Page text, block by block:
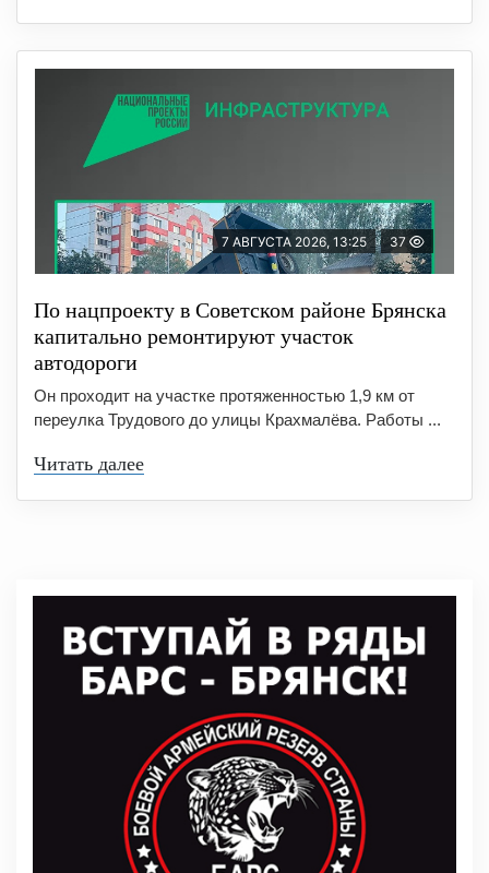
7 АВГУСТА 2026, 13:25 37
По нацпроекту в Советском районе Брянска
капитально ремонтируют участок
автодороги
Он проходит на участке протяженностью 1,9 км от
переулка Трудового до улицы Крахмалёва. Работы ...
Читать далее